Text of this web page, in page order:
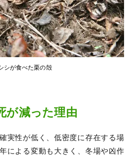
シが食べた栗の殻
が減った理由
実性が低く、低密度に存在する場
による変動も大きく、冬場や凶作